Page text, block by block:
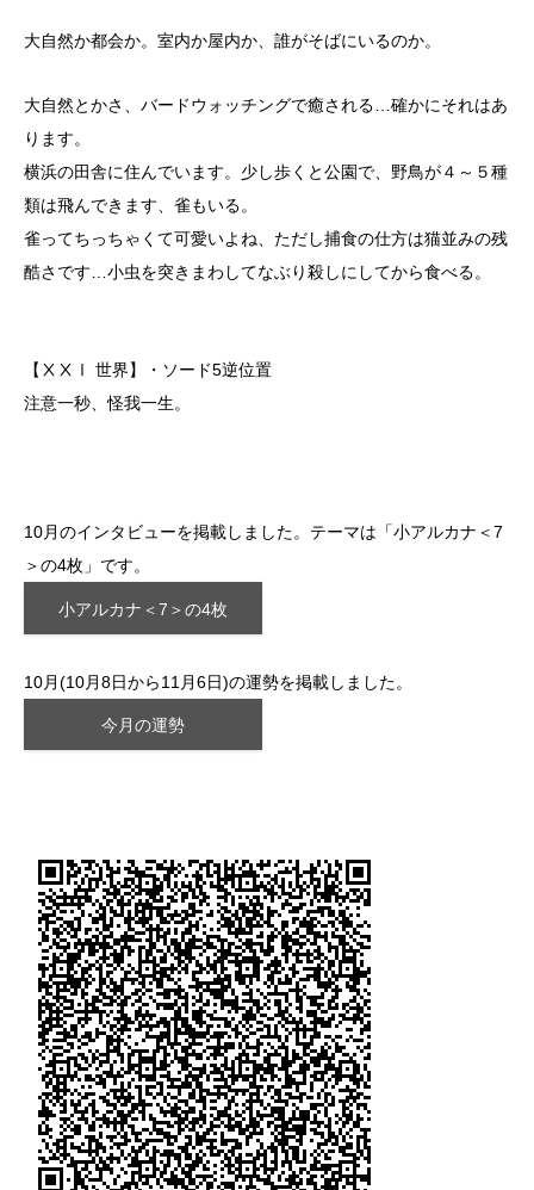
大自然か都会か。室内か屋内か、誰がそばにいるのか。
大自然とかさ、バードウォッチングで癒される…確かにそれはあ
ります。
横浜の田舎に住んでいます。少し歩くと公園で、野鳥が４～５種
類は飛んできます、雀もいる。
雀ってちっちゃくて可愛いよね、ただし捕食の仕方は猫並みの残
酷さです…小虫を突きまわしてなぶり殺しにしてから食べる。
【ⅩⅩⅠ 世界】・ソード5逆位置
注意一秒、怪我一生。
10月のインタビューを掲載しました。テーマは「小アルカナ＜7
＞の4枚」です。
小アルカナ＜7＞の4枚
10月(10月8日から11月6日)の運勢を掲載しました。
今月の運勢